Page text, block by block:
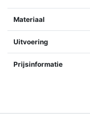
Materiaal
Uitvoering
Prijsinformatie